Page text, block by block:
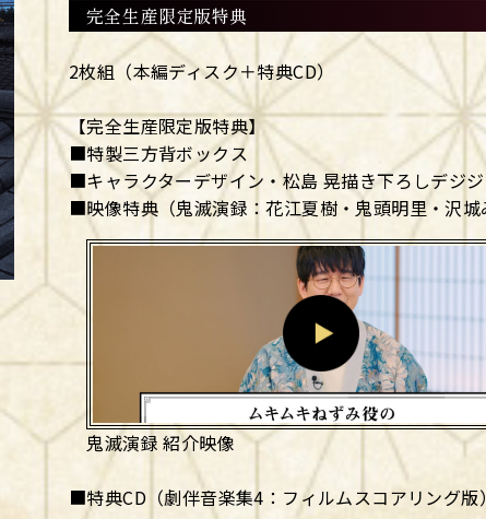
完全生産限定版特典
2枚組（本編ディスク＋特典CD）
【完全生産限定版特典】
■特製三方背ボックス
■キャラクターデザイン・松島 晃描き下ろしデジ
■映像特典（鬼滅演録：花江夏樹・鬼頭明里・沢
鬼滅演録 紹介映像
■特典CD（劇伴音楽集4：フィルムスコアリング版）